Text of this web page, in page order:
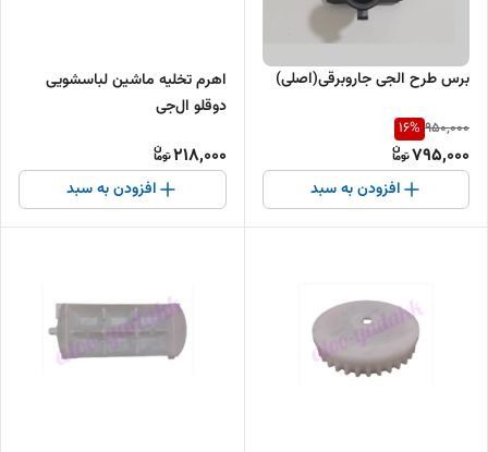
برس طرح الجی جاروبرقی(اصلی)
950,000
16%
795,000
افزودن به سبد
اهرم تخلیه ماشین لباسشویی
دوقلو ال‌جی
218,000
افزودن به سبد